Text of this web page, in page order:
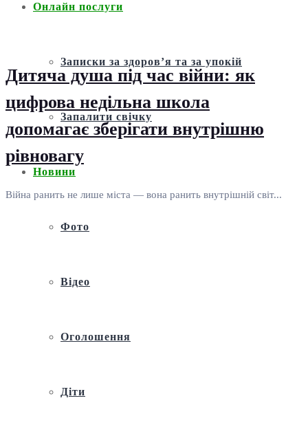
Онлайн послуги
Записки за здоров’я та за упокій
Запалити свічку
Новини
Фото
Відео
Оголошення
Діти
Дитяча душа під час війни: як
цифрова недільна школа
допомагає зберігати внутрішню
рівновагу
Війна ранить не лише міста — вона ранить внутрішній світ...